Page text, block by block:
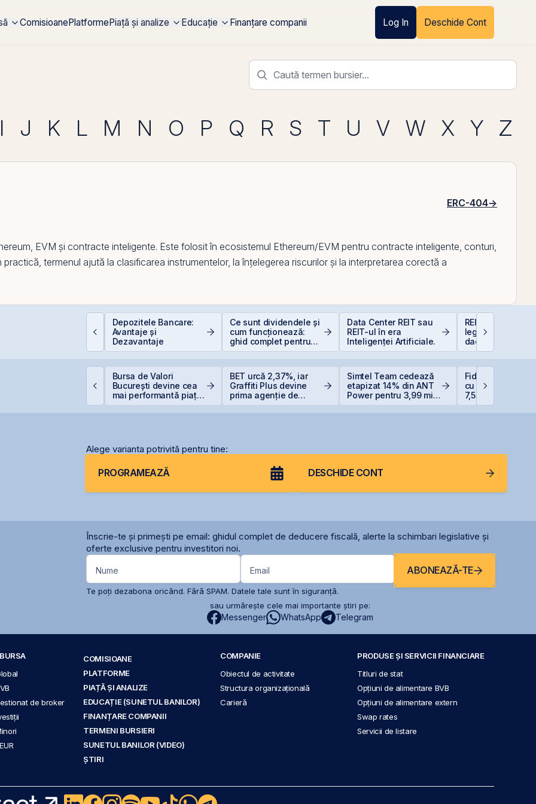
ComisioanePlatformePiață și analize Educație Finanțare companii Log In Deschide Cont
I J K L M N O P Q R S T U V W X Y Z
ERC-404→
, EVM și contracte inteligente. Este folosit în ecosistemul Ethereum/EVM pentru contracte inteligente, conturi,
termenul ajută la clasificarea instrumentelor, la înțelegerea riscurilor și la interpretarea corectă a
Depozitele Bancare:
Avantaje și
Dezavantaje
Ce sunt dividendele și
cum funcționează:
ghid complet pentru
investitori în acțiuni
Data Center REIT sau
REIT-ul în era
Inteligenței Artificiale.
REIT-urile
legislație să fie,
dacă proiecte
sunt și banii se
Bursa de Valori
București devine cea
mai performantă piață
BET urcă 2,37%, iar
Graffiti Plus devine
prima agenție de
Simtel Team cedează
etapizat 14% din ANT
Power pentru 3,99 mil.
Fidelis revine în
cu dobânzi de
7,55% pentru lei
6,20% pentru
Alege varianta potrivită pentru tine:
PROGRAMEAZĂ DESCHIDE CONT
Înscrie-te și primești pe email: ghidul complet de deducere fiscală, alerte la schimbari legislative și
oferte exclusive pentru investitori noi.
Nume Email ABONEAZĂ-TE
Te poți dezabona oricând. Fără SPAM. Datele tale sunt în siguranță.
sau urmărește cele mai importante știri pe:
Messenger WhatsApp Telegram
de broker
COMISIOANE
PLATFORME
PIAȚĂ ȘI ANALIZE
EDUCAȚIE (SUNETUL BANILOR)
FINANȚARE COMPANII
TERMENI BURSIERI
SUNETUL BANILOR (VIDEO)
ȘTIRI
COMPANIE
Obiectul de activitate
Structura organizațională
Carieră
PRODUSE ȘI SERVICII FINANCIARE
Titluri de stat
Opțiuni de alimentare BVB
Opțiuni de alimentare extern
Swap rates
Servicii de listare